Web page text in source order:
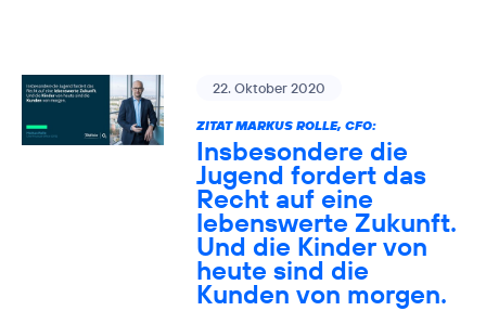
22. Oktober 2020
ZITAT MARKUS ROLLE, CFO:
Insbesondere die
Jugend fordert das
Recht auf eine
lebenswerte Zukunft.
Und die Kinder von
heute sind die
Kunden von morgen.